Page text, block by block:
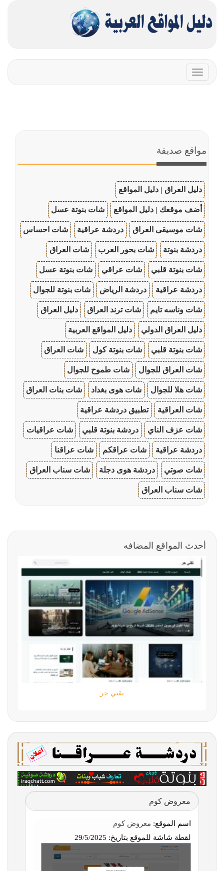
Toggle
navigation
مواقع صديقة
دليل العراق | دليل المواقع
أضف موقعك | دليل المواقع شات بنوتة عسل
شات موسيقى العراق دردشة عراقية شات احساس
دردشة بنوتة شات بحور العرب شات العراق
شات بنوتة قلبي شات عراقي شات بنوتة عسل
دردشة عراقية دردشة الرياض شات بنوتة للجوال
شات وناسه تايم شات ترند العراق دليل العراق
دليل العراق الدولي دليل المواقع العربية
شات بنوتة قلبي شات بنوتة كول شات العراق
شات العراق للجوال شات طموح للجوال
شات هلا للجوال شات هوى بغداد شات بنات العراق
شات العراقية تطبيق دردشة عراقية
شات عزف الناي دردشة بنوتة قلبي شات عراقيات
دردشة عراقية شات عراقكم شات عراقنا
شات صوتي دردشة هوى دجلة شات سناب العراق
شات سناب العراق
أحدث المواقع المضافه
تقني حر
معروض كوم
اسم الموقع: معروض كوم
لقطة شاشة للموقع بتاريخ: